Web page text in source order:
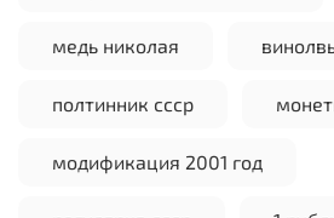
медь николая
полтинник ссср
модификация 2001 год